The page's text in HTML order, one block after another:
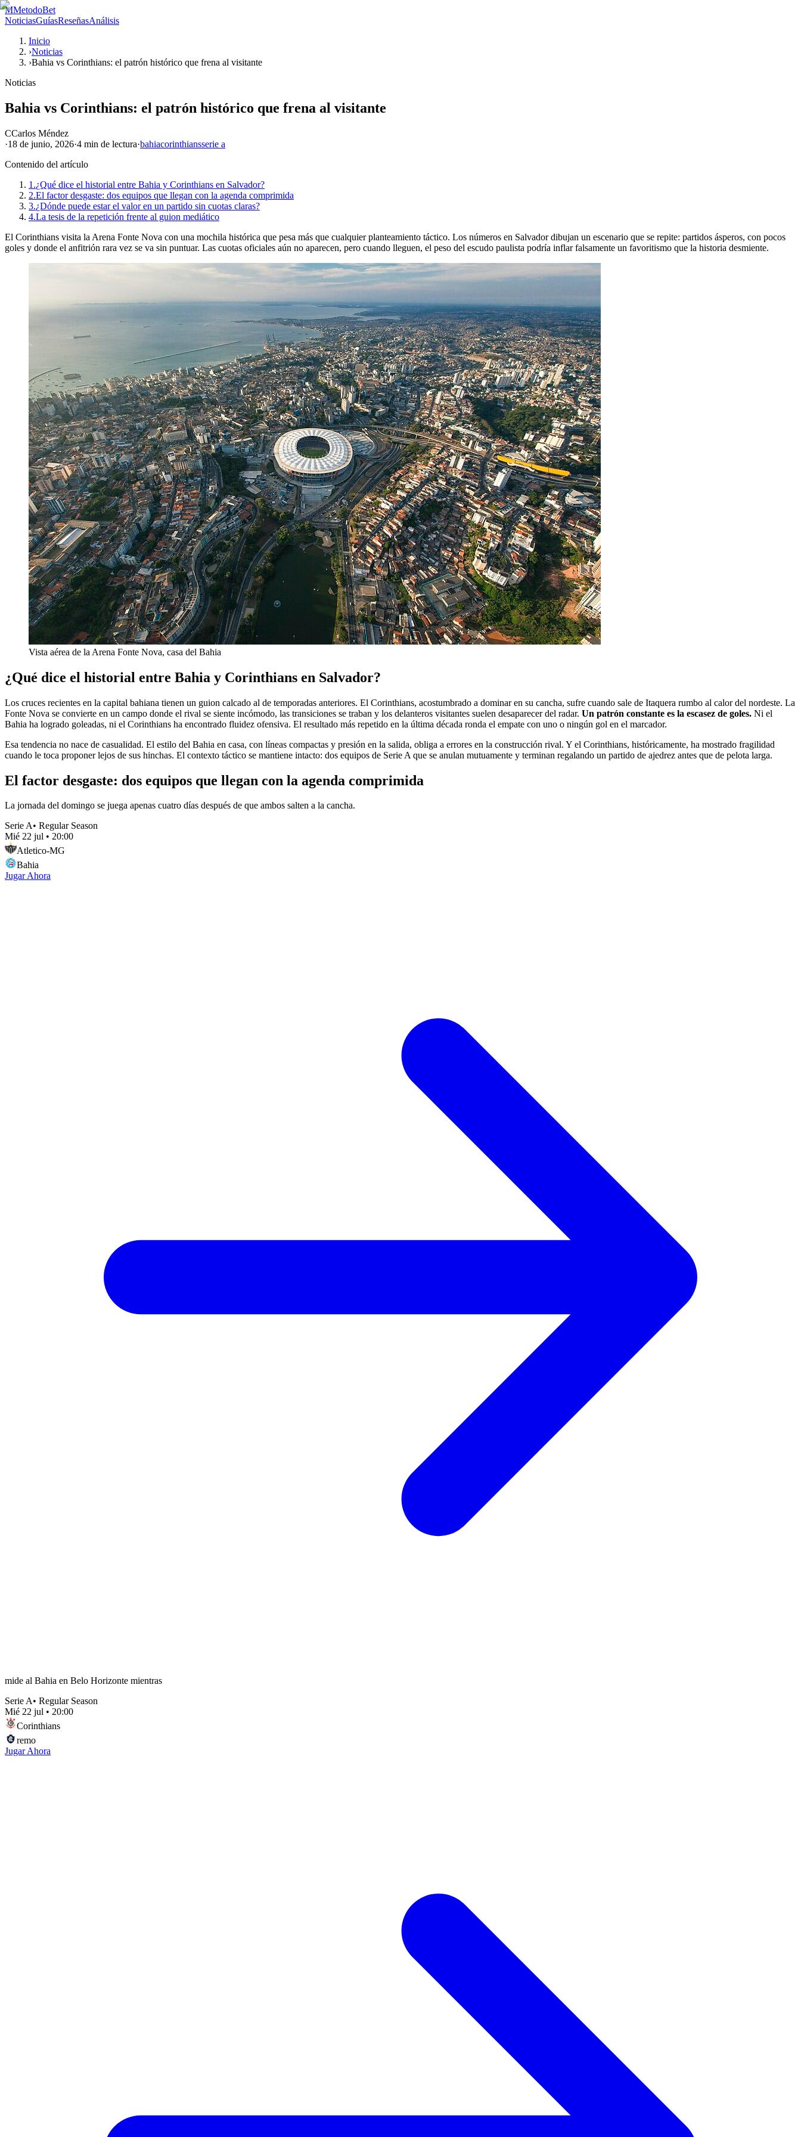
MMetodoBet
NoticiasGuíasReseñasAnálisis
Inicio
›Noticias
›Bahia vs Corinthians: el patrón histórico que frena al visitante
Noticias
Bahia vs Corinthians: el patrón histórico que frena al visitante
CCarlos Méndez
·18 de junio, 2026·4 min de lectura·bahiacorinthiansserie a
Contenido del artículo
1.¿Qué dice el historial entre Bahia y Corinthians en Salvador?
2.El factor desgaste: dos equipos que llegan con la agenda comprimida
3.¿Dónde puede estar el valor en un partido sin cuotas claras?
4.La tesis de la repetición frente al guion mediático
El Corinthians visita la Arena Fonte Nova con una mochila histórica que pesa más que cualquier planteamiento táctico. Los números en Salvador dibujan un escenario que se repite: partidos ásperos, con pocos
goles y donde el anfitrión rara vez se va sin puntuar. Las cuotas oficiales aún no aparecen, pero cuando lleguen, el peso del escudo paulista podría inflar falsamente un favoritismo que la historia desmiente.
Vista aérea de la Arena Fonte Nova, casa del Bahia
¿Qué dice el historial entre Bahia y Corinthians en Salvador?
Los cruces recientes en la capital bahiana tienen un guion calcado al de temporadas anteriores. El Corinthians, acostumbrado a dominar en su cancha, sufre cuando sale de Itaquera rumbo al calor del nordeste. La
Fonte Nova se convierte en un campo donde el rival se siente incómodo, las transiciones se traban y los delanteros visitantes suelen desaparecer del radar. Un patrón constante es la escasez de goles. Ni el
Bahia ha logrado goleadas, ni el Corinthians ha encontrado fluidez ofensiva. El resultado más repetido en la última década ronda el empate con uno o ningún gol en el marcador.
Esa tendencia no nace de casualidad. El estilo del Bahia en casa, con líneas compactas y presión en la salida, obliga a errores en la construcción rival. Y el Corinthians, históricamente, ha mostrado fragilidad
cuando le toca proponer lejos de sus hinchas. El contexto táctico se mantiene intacto: dos equipos de Serie A que se anulan mutuamente y terminan regalando un partido de ajedrez antes que de pelota larga.
El factor desgaste: dos equipos que llegan con la agenda comprimida
La jornada del domingo se juega apenas cuatro días después de que ambos salten a la cancha.
Serie A• Regular Season
Mié 22 jul • 20:00
Atletico-MG
Bahia
Jugar Ahora
mide al Bahia en Belo Horizonte mientras
Serie A• Regular Season
Mié 22 jul • 20:00
Corinthians
remo
Jugar Ahora